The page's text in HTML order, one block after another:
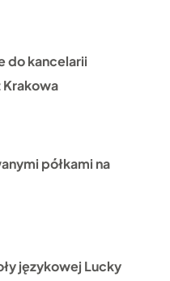
do kancelarii
półkami na
językowej Lucky